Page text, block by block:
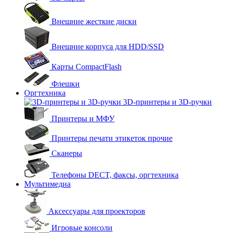
Внешние жесткие диски
Внешние корпуса для HDD/SSD
Карты CompactFlash
Флешки
Оргтехника
3D-принтеры и 3D-ручки
Принтеры и МФУ
Принтеры печати этикеток прочие
Сканеры
Телефоны DECT, факсы, оргтехника
Мультимедиа
Аксессуары для проекторов
Игровые консоли